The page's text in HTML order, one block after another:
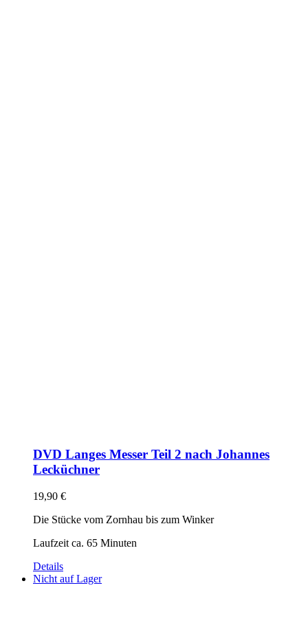
DVD Langes Messer Teil 2 nach Johannes
Lecküchner
19,90 €
Die Stücke vom Zornhau bis zum Winker
Laufzeit ca. 65 Minuten
Details
Nicht auf Lager